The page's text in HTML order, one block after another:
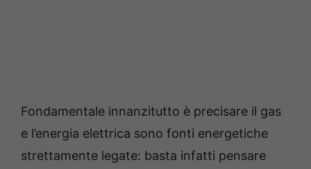
Fondamentale innanzitutto è precisare il gas
e l’energia elettrica sono fonti energetiche
strettamente legate: basta infatti pensare